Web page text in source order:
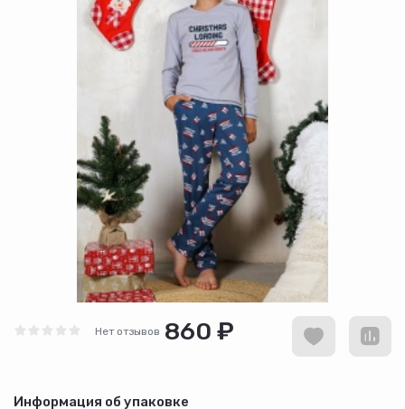
Нет отзывов 860 ₽
Информация об упаковке